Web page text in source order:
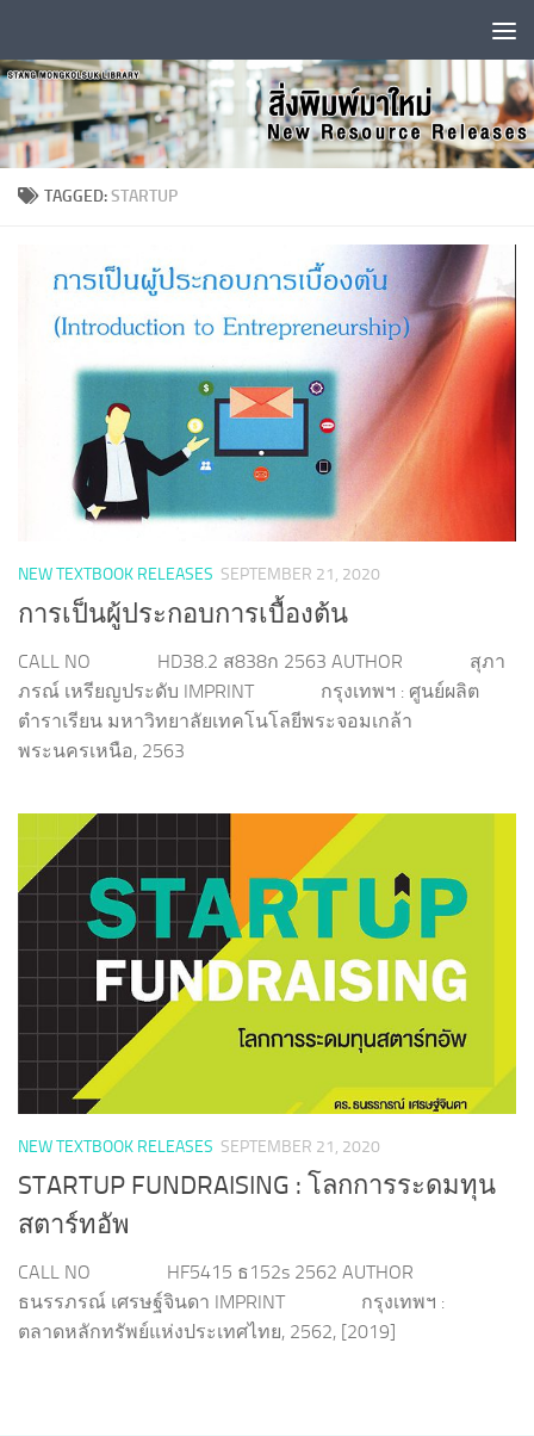
TAGGED:STARTUP
NEW TEXTBOOK RELEASES SEPTEMBER 21, 2020
การเป็นผู้ประกอบการเบื้องต้น
CALL NO HD38.2 ส838ก 2563 AUTHOR สุภา
ภรณ์ เหรียญประดับ IMPRINT กรุงเทพฯ : ศูนย์ผลิต
ตำราเรียน มหาวิทยาลัยเทคโนโลยีพระจอมเกล้า
พระนครเหนือ, 2563
NEW TEXTBOOK RELEASES SEPTEMBER 21, 2020
STARTUP FUNDRAISING : โลกการระดมทุน
สตาร์ทอัพ
CALL NO HF5415 ธ152s 2562 AUTHOR
ธนรรภรณ์ เศรษฐ์จินดา IMPRINT กรุงเทพฯ :
ตลาดหลักทรัพย์แห่งประเทศไทย, 2562, [2019]